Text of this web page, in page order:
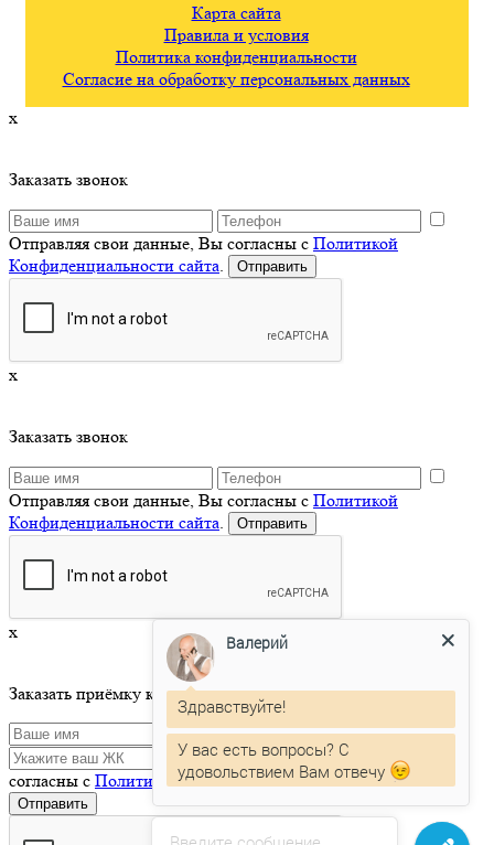
Карта сайта
Правила и условия
Политика конфиденциальности
Согласие на обработку персональных данных
x
Заказать звонок
Отправляя свои данные, Вы согласны с Политикой
Конфиденциальности сайта
x
Заказать звонок
Отправляя свои данные, Вы согласны с Политикой
Конфиденциальности сайта
x
Заказать приёмку квартиры
Отправляя свои данные, Вы
согласны с Политикой Конфиденциальности сайта.
Валерий
Здравствуйте!
У вас есть вопросы? С
удовольствием Вам отвечу